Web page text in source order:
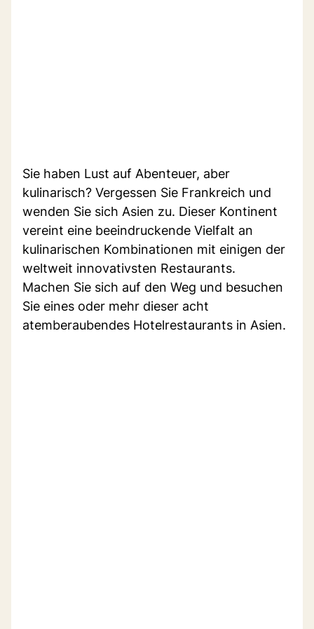
Sie haben Lust auf Abenteuer, aber
kulinarisch? Vergessen Sie Frankreich und
wenden Sie sich Asien zu. Dieser Kontinent
vereint eine beeindruckende Vielfalt an
kulinarischen Kombinationen mit einigen der
weltweit innovativsten Restaurants.
Machen Sie sich auf den Weg und besuchen
Sie eines oder mehr dieser acht
atemberaubendes Hotelrestaurants in Asien.